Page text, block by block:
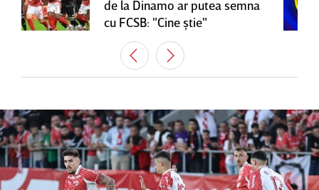
de la Dinamo ar putea semna
cu FCSB: "Cine ştie"